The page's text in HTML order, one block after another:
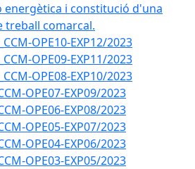
energètica i constitució d'una
treball comarcal.
OPE10-EXP12/2023
OPE09-EXP11/2023
OPE08-EXP10/2023
OPE07-EXP09/2023
OPE06-EXP08/2023
OPE05-EXP07/2023
OPE04-EXP06/2023
OPE03-EXP05/2023